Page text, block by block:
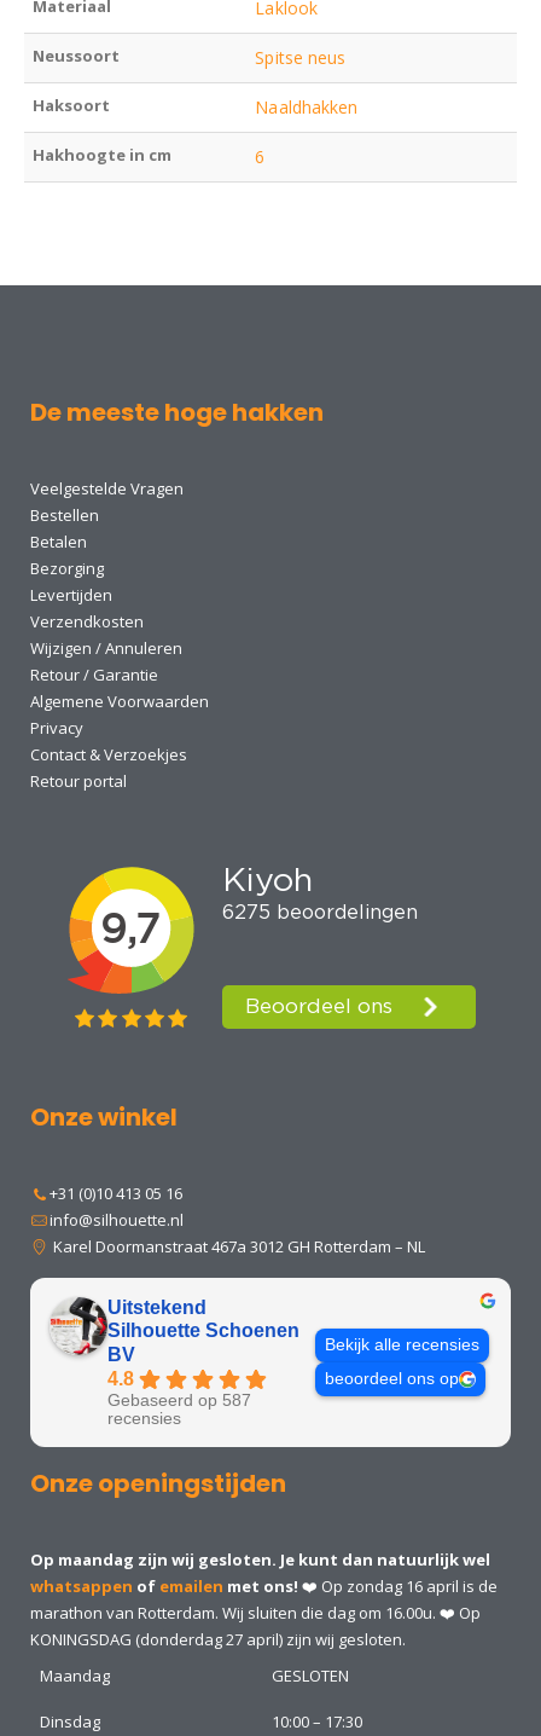
Materiaal Laklook
Neussoort Spitse neus
Haksoort Naaldhakken
Hakhoogte in cm 6
De meeste hoge hakken
Veelgestelde Vragen
Bestellen
Betalen
Bezorging
Levertijden
Verzendkosten
Wijzigen / Annuleren
Retour / Garantie
Algemene Voorwaarden
Privacy
Contact & Verzoekjes
Retour portal
Onze winkel
+31 (0)10 413 05 16
info@silhouette.nl
Karel Doormanstraat 467a 3012 GH Rotterdam – NL
Uitstekend
Silhouette Schoenen
BV
4.8
Gebaseerd op 587
recensies
Bekijk alle recensies
beoordeel ons op
Onze openingstijden
Op maandag zijn wij gesloten. Je kunt dan natuurlijk wel
whatsappen of emailen met ons! ❤️ Op zondag 16 april is de
marathon van Rotterdam. Wij sluiten die dag om 16.00u. ❤️ Op
KONINGSDAG (donderdag 27 april) zijn wij gesloten.
Maandag
GESLOTEN
Dinsdag 10:00 – 17:30